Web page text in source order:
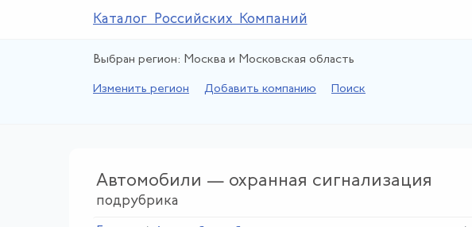
Каталог Российских Компаний
Выбран регион: Москва и Московская область
Изменить регион Добавить компанию Поиск
Автомобили — охранная сигнализация
подрубрика